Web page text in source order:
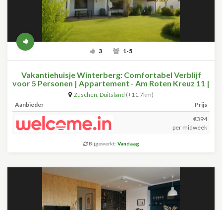
3 1-5
Vakantiehuisje Winterberg: Comfortabel Verblijf
voor 5 Personen | Appartement - Am Roten Kreuz 11 |
Züschen
Züschen, Duitsland (+11.7km)
Aanbieder
Prijs
€394
per midweek
Bijgewerkt: Vandaag